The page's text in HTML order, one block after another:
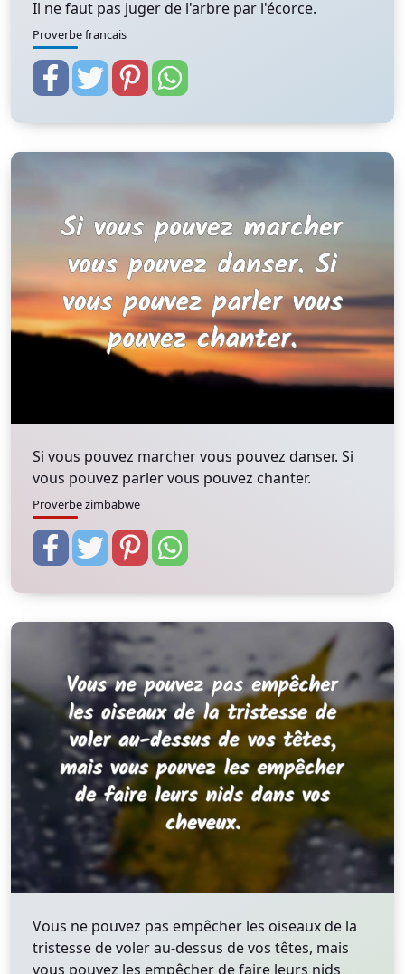
Il ne faut pas juger de l'arbre par l'écorce.
Proverbe francais
Si vous pouvez marcher vous pouvez danser. Si
vous pouvez parler vous pouvez chanter.
Proverbe zimbabwe
Vous ne pouvez pas empêcher les oiseaux de la
tristesse de voler au-dessus de vos têtes, mais
vous pouvez les empêcher de faire leurs nids